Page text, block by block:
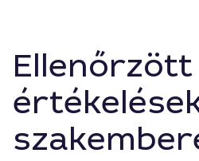
Ellenőrzött